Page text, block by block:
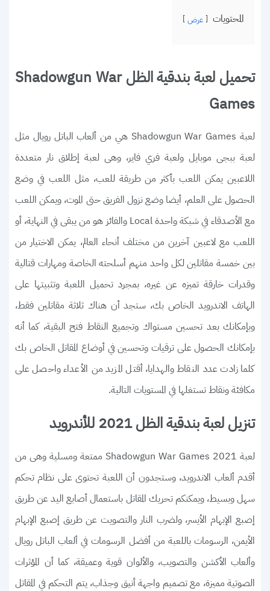
المحتويات عرض
تحميل لعبة بندقية الظل Shadowgun War
Games
لعبة Shadowgun War Games هي من ألعاب الباتل رويال مثل
لعبة ببجى موبايل ولعبة فري فاير، وهى لعبة إطلاق نار متعددة
اللاعبين يمكن اللعب بأكثر من طريقة للعب، مثل اللعب في وضع
الحصول على العلم، أيضا وضع نزول الفريق حتى الموت، ويمكن اللعب
مع الأصدقاء في شبكة واحدة Local والفائز هو من يبقى في النهاية، أو
اللعب مع لاعبين آخرين من مختلف أنحاء العالم، يمكن الاختيار من
بين خمسة مقاتلين لكل واحد منهم أسلحته الخاصة ومهارات قتالية
وقدرات خارقة تميزه عن غيره، بمجرد تحميل اللعبة وتثبيتها على
الهاتف الاندرويد الخاص بك، ستجد أن هناك ثلاثة مقاتلين فقط،
وبإمكانك بعد تحسين مستواك وتجميع النقاط فتح البقية، كما أنه
بإمكانك الحصول على ترقيات وتحسين في أوضاع المقاتل الخاص بك
كلما زادت عدد النقاط والهدايا، أقتل المزيد من الأعداء واحصل على
مكافئة ونقاط تستغلها في المستويات التالية.
تنزيل لعبة بندقية الظل 2021 للأندرويد
لعبة Shadowgun War Games 2021 ممتعة ومسلية وهى من
أقدم ألعاب الاندرويد، وستجدون أن اللعبة تحتوى على نظام تحكم
سهل وبسيط، ويمكنكم تحريك المقاتل باستعمال أصابع اليد عن طريق
إصبع الإبهام الأيسر، ولضرب النار والتصويت عن طريق إصبع الإبهام
الأيمن، الرسومات باللعبة من أفضل الرسومات في ألعاب الباتل رويال
وألعاب الأكشن والتصويب، والألوان قوية وعميقة، كما أن المؤثرات
الصوتية مميزة، مع تصميم واجهة أنيق وجذاب، يتم التحكم في المقاتل